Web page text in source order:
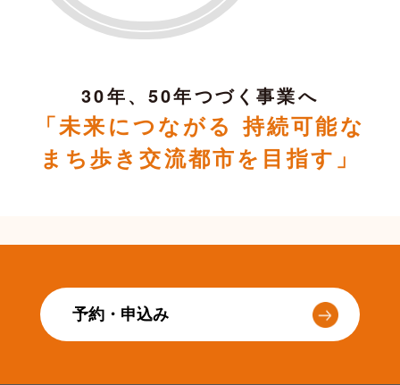
30年、50年つづく事業へ
「未来につながる 持続可能な
まち歩き交流都市を目指す」
予約・申込み